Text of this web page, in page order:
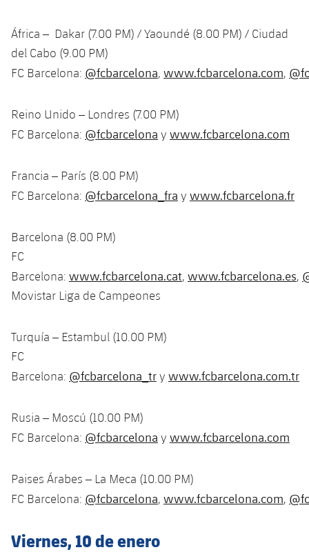
eFootball
África – Dakar (7.00 PM) / Yaoundé (8.00 PM) / Ciudad
del Cabo (9.00 PM)
FC Barcelona: @fcbarcelona, www.fcbarcelona.com,
Reino Unido – Londres (7.00 PM)
FC Barcelona: @fcbarcelona y www.fcbarcelona.com
Francia – París (8.00 PM)
FC Barcelona: @fcbarcelona_fra y www.fcbarcelona.fr
Barcelona (8.00 PM)
FC
Barcelona: www.fcbarcelona.cat, www.fcbarcelona.es,
Movistar Liga de Campeones
Turquía – Estambul (10.00 PM)
FC
Barcelona: @fcbarcelona_try www.fcbarcelona.com.tr
Rusia – Moscú (10.00 PM)
FC Barcelona: @fcbarcelona y www.fcbarcelona.com
Paises Árabes – La Meca (10.00 PM)
FC Barcelona: @fcbarcelona, www.fcbarcelona.com,
Viernes, 10 de enero